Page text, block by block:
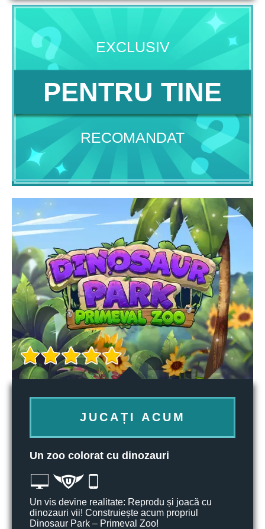
EXCLUSIV
PENTRU TINE
RECOMANDAT
JUCAȚI ACUM
Un zoo colorat cu dinozauri
Un vis devine realitate: Reprodu și joacă cu
dinozauri vii! Construiește acum propriul
Dinosaur Park – Primeval Zoo!